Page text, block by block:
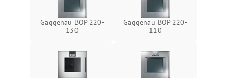
Gaggenau BOP 220-
130
Gaggenau BOP 220-
110